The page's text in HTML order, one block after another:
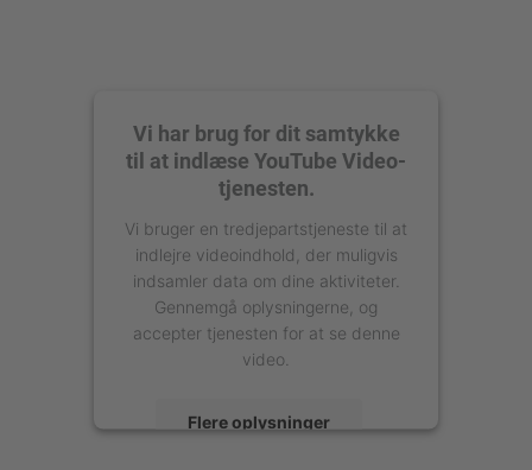
Vi har brug for dit samtykke
til at indlæse YouTube Video-
tjenesten.
Vi bruger en tredjepartstjeneste til at
indlejre videoindhold, der muligvis
indsamler data om dine aktiviteter.
Gennemgå oplysningerne, og
accepter tjenesten for at se denne
video.
Flere oplysninger